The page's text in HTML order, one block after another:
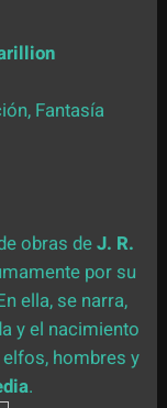
Fantasía
obras deJ. R.
por su
ella, se narra,
y el nacimiento
hombres y
.